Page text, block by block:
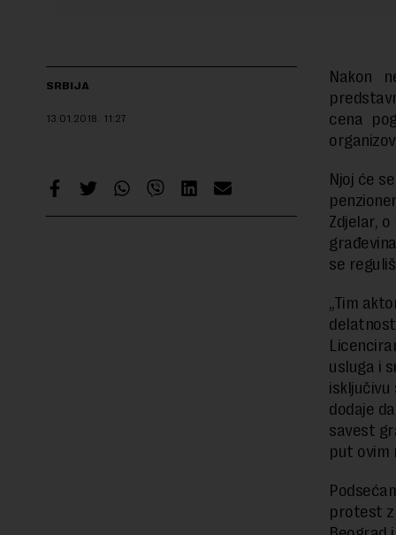
SRBIJA
13.01.2018. 11:27
Nakon
cena
Njoj će
Zdjelar,
se
„Tim
usluga i
isključivu
dodaje
savest
put ovim
protest